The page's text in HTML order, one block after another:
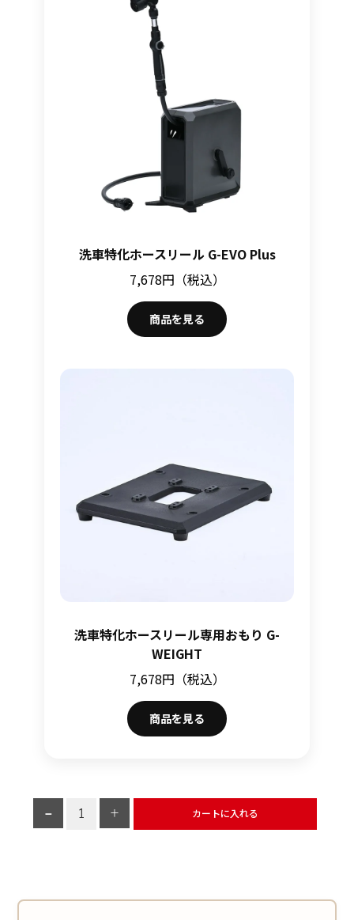
洗車特化ホースリール G-EVO Plus
7,678円（税込）
商品を見る
洗車特化ホースリール専用おもり G-
WEIGHT
7,678円（税込）
商品を見る
カートに入れる